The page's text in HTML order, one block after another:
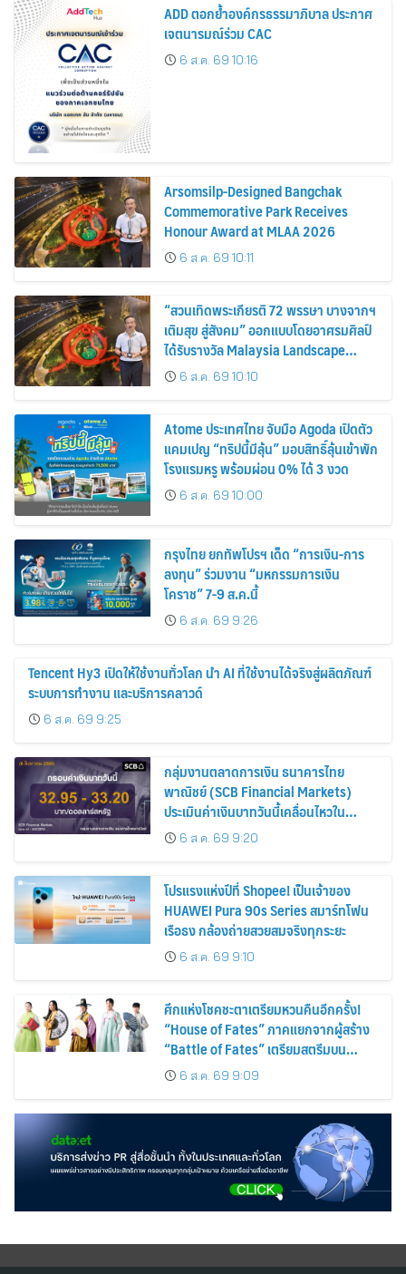
ADD ตอกย้ำองค์กรธรรมาภิบาล ประกาศ
เจตนารมณ์ร่วม CAC
6 ส.ค. 69 10:16
Arsomsilp-Designed Bangchak
Commemorative Park Receives
Honour Award at MLAA 2026
6 ส.ค. 69 10:11
“สวนเทิดพระเกียรติ 72 พรรษา บางจากฯ
เติมสุข สู่สังคม” ออกแบบโดยอาศรมศิลป์
ได้รับรางวัล Malaysia Landscape
Architecture Award 2026
6 ส.ค. 69 10:10
Atome ประเทศไทย จับมือ Agoda เปิดตัว
แคมเปญ “ทริปนี้มีลุ้น” มอบสิทธิ์ลุ้นเข้าพัก
โรงแรมหรู พร้อมผ่อน 0% ได้ 3 งวด
6 ส.ค. 69 10:00
กรุงไทย ยกทัพโปรฯ เด็ด “การเงิน-การ
ลงทุน” ร่วมงาน “มหกรรมการเงิน
โคราช” 7-9 ส.ค.นี้
6 ส.ค. 69 9:26
Tencent Hy3 เปิดให้ใช้งานทั่วโลก นำ AI ที่ใช้งานได้จริงสู่ผลิตภัณฑ์
ระบบการทำงาน และบริการคลาวด์
6 ส.ค. 69 9:25
กลุ่มงานตลาดการเงิน ธนาคารไทย
พาณิชย์ (SCB Financial Markets)
ประเมินค่าเงินบาทวันนี้เคลื่อนไหวใน
กรอบ 32.95-33.20 บาท/ดอลลาร์
6 ส.ค. 69 9:20
โปรแรงแห่งปีที่ Shopee! เป็นเจ้าของ
HUAWEI Pura 90s Series สมาร์ทโฟน
เรือธง กล้องถ่ายสวยสมจริงทุกระยะ
6 ส.ค. 69 9:10
ศึกแห่งโชคชะตาเตรียมหวนคืนอีกครั้ง!
“House of Fates” ภาคแยกจากผู้สร้าง
“Battle of Fates” เตรียมสตรีมบน
Disney+ ที่นี่ที่เดียว
6 ส.ค. 69 9:09